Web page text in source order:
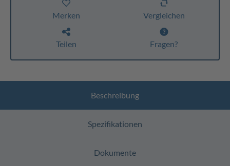
Merken Vergleichen
Teilen Fragen?
Beschreibung
Spezifikationen
Dokumente